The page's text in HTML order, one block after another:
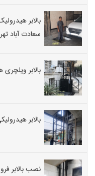
بالابر
سعادت آباد
بالابر
بالابر
نصب بالابر